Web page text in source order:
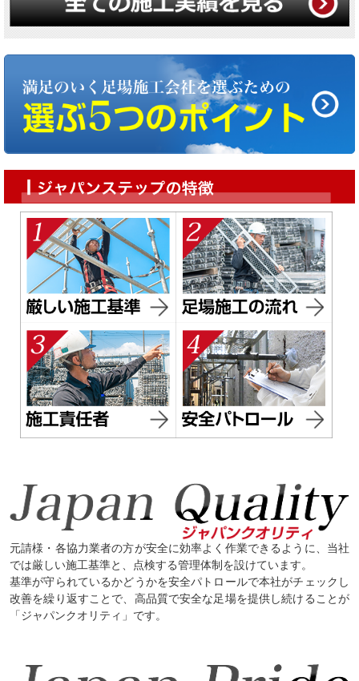
元請様・各協力業者の方が安全に効率よく作業できるように、当社
では厳しい施工基準と、点検する管理体制を設けています。
基準が守られているかどうかを安全パトロールで本社がチェックし
改善を繰り返すことで、高品質で安全な足場を提供し続けることが
「ジャパンクオリティ」です。